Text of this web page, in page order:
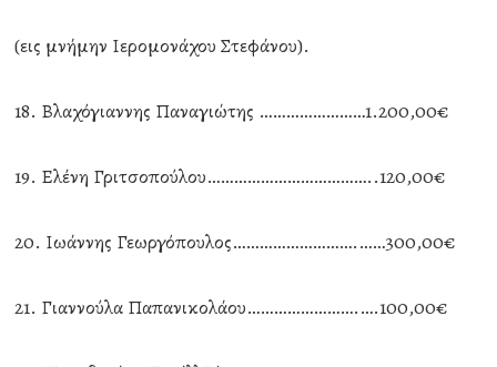
(εις μνήμην Ιερομονάχου Στεφάνου).
18. Βλαχόγιαννης Παναγιώτης ……………………1.200,00€
19. Ελένη Γριτσοπούλου………………………………..120,00€
20. Ιωάννης Γεωργόπουλος……………………….……300,00€
21. Γιαννούλα Παπανικολάου…………………….….100,00€